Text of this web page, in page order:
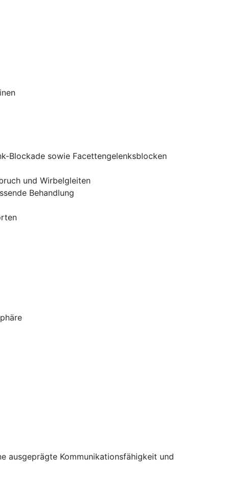
Blockade sowie Facettengelenksblocken
und Wirbelgleiten
Behandlung
ausgeprägte Kommunikationsfähigkeit und